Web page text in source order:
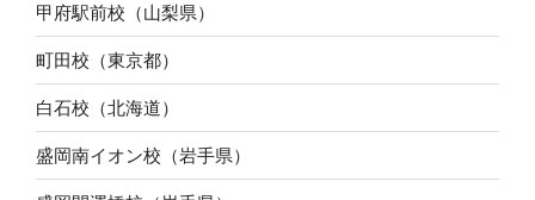
甲府駅前校（山梨県）
町田校（東京都）
白石校（北海道）
盛岡南イオン校（岩手県）